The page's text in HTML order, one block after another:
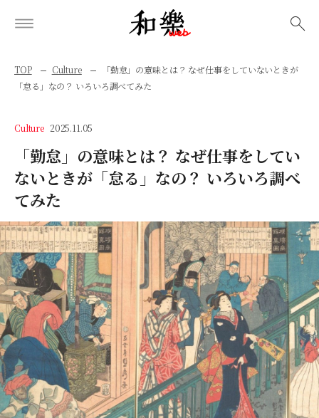
TOP Culture
「勤怠」の意味とは？ なぜ仕事をしていないときが
「怠る」なの？ いろいろ調べてみた
Culture 2025.11.05
「勤怠」の意味とは？ なぜ仕事をしてい
ないときが「怠る」なの？ いろいろ調べ
てみた